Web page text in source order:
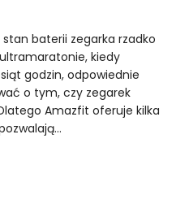
baterii zegarka rzadko
kiedy
godzin, odpowiednie
o tym, czy zegarek
Amazfit oferuje kilka